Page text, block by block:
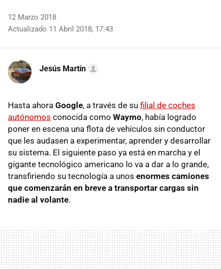
12 Marzo 2018
Actualizado 11 Abril 2018, 17:43
Jesús Martín
Hasta ahora Google, a través de su filial de coches
autónomos conocida como Waymo, había logrado
poner en escena una flota de vehículos sin conductor
que les audasen a experimentar, aprender y desarrollar
su sistema. El siguiente paso ya está en marcha y el
gigante tecnológico americano lo va a dar a lo grande,
transfiriendo su tecnología a unos enormes camiones
que comenzarán en breve a transportar cargas sin
nadie al volante.